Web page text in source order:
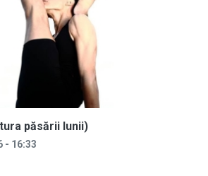
păsării lunii)
- 16:33